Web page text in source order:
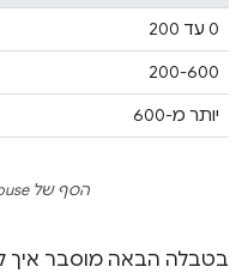
0 עד 200
200-600
יותר מ-600
הסף של Lighthouse ל-TBT בנייד